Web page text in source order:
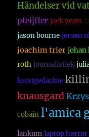
Händelser vid
pfeijffer jack yeats
jason bourne jeroen
joachim trier johan
roth journalistiek
kerstgedachte
knausgard
cobain l'amica
lankum laptop horror